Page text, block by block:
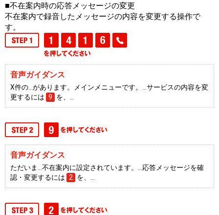
■不在案内時の応答メッセージの変更
不在案内で録音したメッセージの内容を変更する操作で
す。
音声ガイダンス
X件の…があります。メインメニューです。…サービスの内容を変
更するには 9 を、…
音声ガイダンス
ただいま…不在案内に設定されています。…応答メッセージを確
認・変更するには
2 を、…